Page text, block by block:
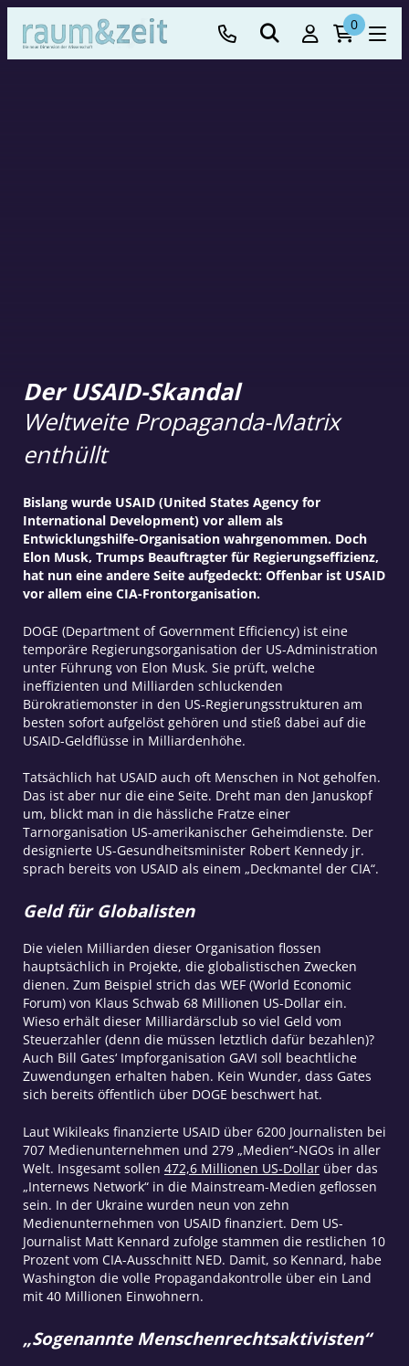
0
Der USAID-Skandal
Weltweite Propaganda-Matrix
enthüllt
Bislang wurde USAID (United States Agency for
International Development) vor allem als
Entwicklungshilfe-Organisation wahrgenommen. Doch
Elon Musk, Trumps Beauftragter für Regierungseffizienz,
hat nun eine andere Seite aufgedeckt: Offenbar ist USAID
vor allem eine CIA-Frontorganisation.
DOGE (Department of Government Efficiency) ist eine
temporäre Regierungsorganisation der US-Administration
unter Führung von Elon Musk. Sie prüft, welche
ineffizienten und Milliarden schluckenden
Bürokratiemonster in den US-Regierungsstrukturen am
besten sofort aufgelöst gehören und stieß dabei auf die
USAID-Geldflüsse in Milliardenhöhe.
Tatsächlich hat USAID auch oft Menschen in Not geholfen.
Das ist aber nur die eine Seite. Dreht man den Januskopf
um, blickt man in die hässliche Fratze einer
Tarnorganisation US-amerikanischer Geheimdienste. Der
designierte US-Gesundheitsminister Robert Kennedy jr.
sprach bereits von USAID als einem „Deckmantel der CIA“.
Geld für Globalisten
Die vielen Milliarden dieser Organisation flossen
hauptsächlich in Projekte, die globalistischen Zwecken
dienen. Zum Beispiel strich das WEF (World Economic
Forum) von Klaus Schwab 68 Millionen US-Dollar ein.
Wieso erhält dieser Milliardärsclub so viel Geld vom
Steuerzahler (denn die müssen letztlich dafür bezahlen)?
Auch Bill Gates‘ Impforganisation GAVI soll beachtliche
Zuwendungen erhalten haben. Kein Wunder, dass Gates
sich bereits öffentlich über DOGE beschwert hat.
Laut Wikileaks finanzierte USAID über 6200 Journalisten bei
707 Medienunternehmen und 279 „Medien“-NGOs in aller
Welt. Insgesamt sollen 472,6 Millionen US-Dollarüber das
„Internews Network“ in die Mainstream-Medien geflossen
sein. In der Ukraine wurden neun von zehn
Medienunternehmen von USAID finanziert. Dem US-
Journalist Matt Kennard zufolge stammen die restlichen 10
Prozent vom CIA-Ausschnitt NED. Damit, so Kennard, habe
Washington die volle Propagandakontrolle über ein Land
mit 40 Millionen Einwohnern.
„Sogenannte Menschenrechtsaktivisten“